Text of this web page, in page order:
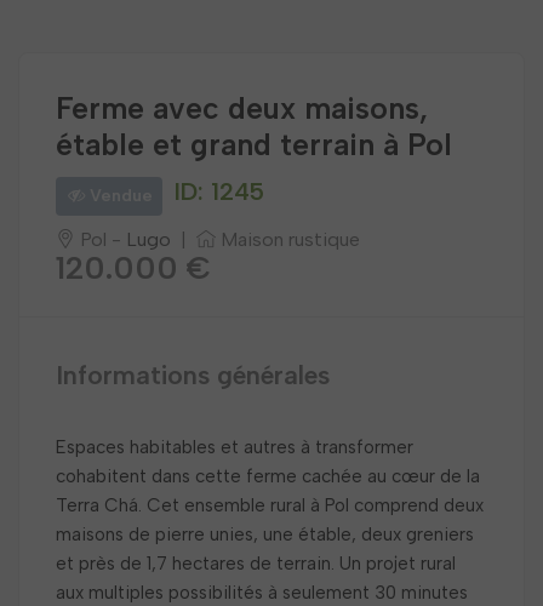
Ferme avec deux maisons,
étable et grand terrain à Pol
ID: 1245
Pol - Lugo Maison rustique
120.000 €
Informations générales
Espaces habitables et autres à transformer
cohabitent dans cette ferme cachée au cœur de la
Terra Chá. Cet ensemble rural à Pol comprend deux
maisons de pierre unies, une étable, deux greniers
et près de 1,7 hectares de terrain. Un projet rural
aux multiples possibilités à seulement 30 minutes